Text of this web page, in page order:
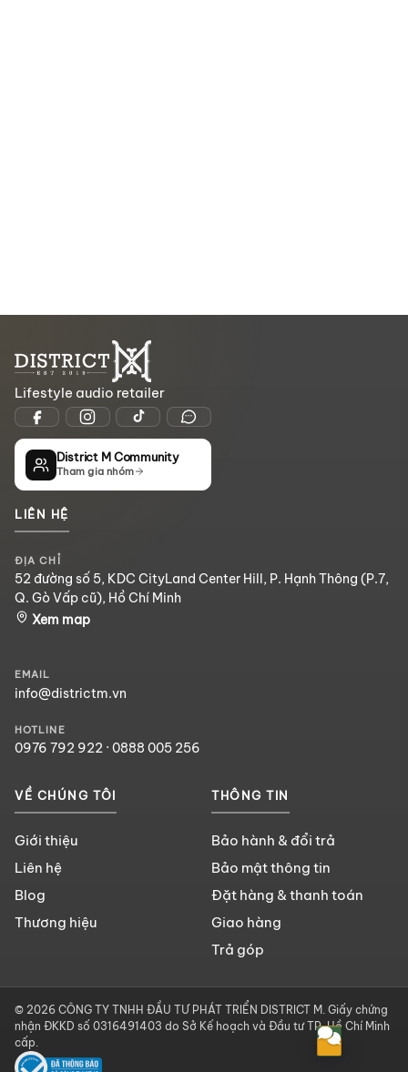
Lifestyle audio retailer
District M Community
Tham gia nhóm
LIÊN HỆ
ĐỊA CHỈ
52 đường số 5, KDC CityLand Center Hill, P. Hạnh Thông (P.7,
Q. Gò Vấp cũ), Hồ Chí Minh
Xem map
EMAIL
info@districtm.vn
HOTLINE
0976 792 922 · 0888 005 256
VỀ CHÚNG TÔI
Giới thiệu
Liên hệ
Blog
Thương hiệu
THÔNG TIN
Bảo hành & đổi trả
Bảo mật thông tin
Đặt hàng & thanh toán
Giao hàng
Trả góp
© 2026 CÔNG TY TNHH ĐẦU TƯ PHÁT TRIỂN DISTRICT M. Giấy chứng
nhận ĐKKD số 0316491403 do Sở Kế hoạch và Đầu tư TP. Hồ Chí Minh
cấp.